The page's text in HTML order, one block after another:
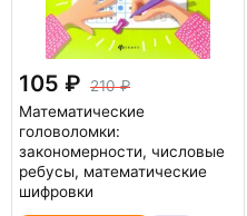
105
210
Математические
головоломки:
закономерности, числовые
ребусы, математические
шифровки